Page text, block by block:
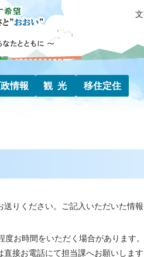
情報 観光 移住定住
りください。ご記入いただいた情
お時間をいただく場合があります。
接お電話にて担当課へお願いします